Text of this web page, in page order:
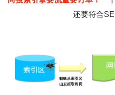
还要符合